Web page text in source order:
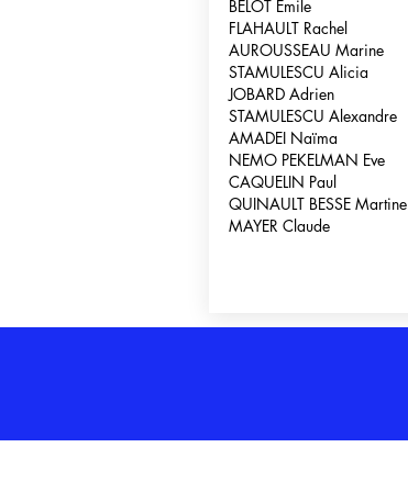
BELOT Emile
FLAHAULT Rachel
AUROUSSEAU Marine
STAMULESCU Alicia
JOBARD Adrien
STAMULESCU Alexandre
AMADEI Naïma
NEMO PEKELMAN Eve
CAQUELIN Paul
QUINAULT BESSE Martine
MAYER Claude